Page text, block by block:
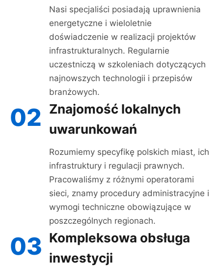
Nasi specjaliści posiadają uprawnienia
energetyczne i wieloletnie
doświadczenie w realizacji projektów
infrastrukturalnych. Regularnie
uczestniczą w szkoleniach dotyczących
najnowszych technologii i przepisów
branżowych.
02 Znajomość lokalnych
uwarunkowań
Rozumiemy specyfikę polskich miast, ich
infrastruktury i regulacji prawnych.
Pracowaliśmy z różnymi operatorami
sieci, znamy procedury administracyjne i
wymogi techniczne obowiązujące w
poszczególnych regionach.
03 Kompleksowa obsługa
inwestycji